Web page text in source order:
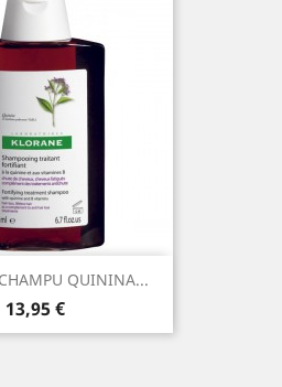
QUININA...
Precio
13,95 €